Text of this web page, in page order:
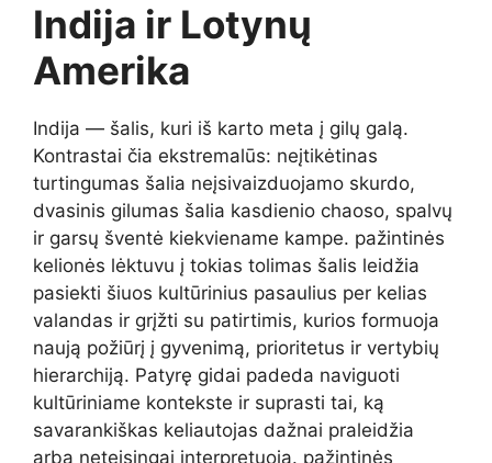
Indija ir Lotynų
Amerika
Indija — šalis, kuri iš karto meta į gilų galą.
Kontrastai čia ekstremalūs: neįtikėtinas
turtingumas šalia neįsivaizduojamo skurdo,
dvasinis gilumas šalia kasdienio chaoso, spalvų
ir garsų šventė kiekviename kampe. pažintinės
kelionės lėktuvu į tokias tolimas šalis leidžia
pasiekti šiuos kultūrinius pasaulius per kelias
valandas ir grįžti su patirtimis, kurios formuoja
naują požiūrį į gyvenimą, prioritetus ir vertybių
hierarchiją. Patyrę gidai padeda naviguoti
kultūriniame kontekste ir suprasti tai, ką
savarankiškas keliautojas dažnai praleidžia
arba neteisingai interpretuoja. pažintinės